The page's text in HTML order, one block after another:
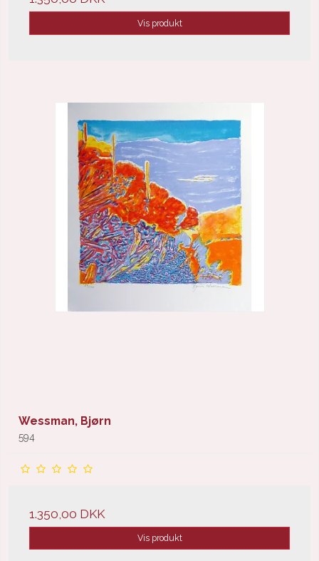
Vis produkt
Wessman, Bjørn
594
1.350,00 DKK
Vis produkt